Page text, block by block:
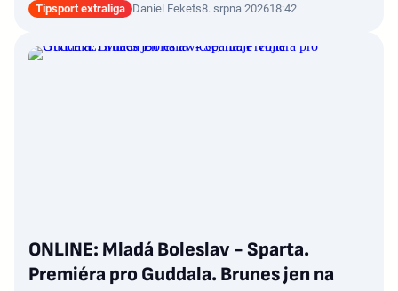
Tipsport extraliga Daniel Fekets8. srpna 202618:42
ONLINE: Mladá Boleslav - Sparta.
Premiéra pro Guddala. Brunes jen na